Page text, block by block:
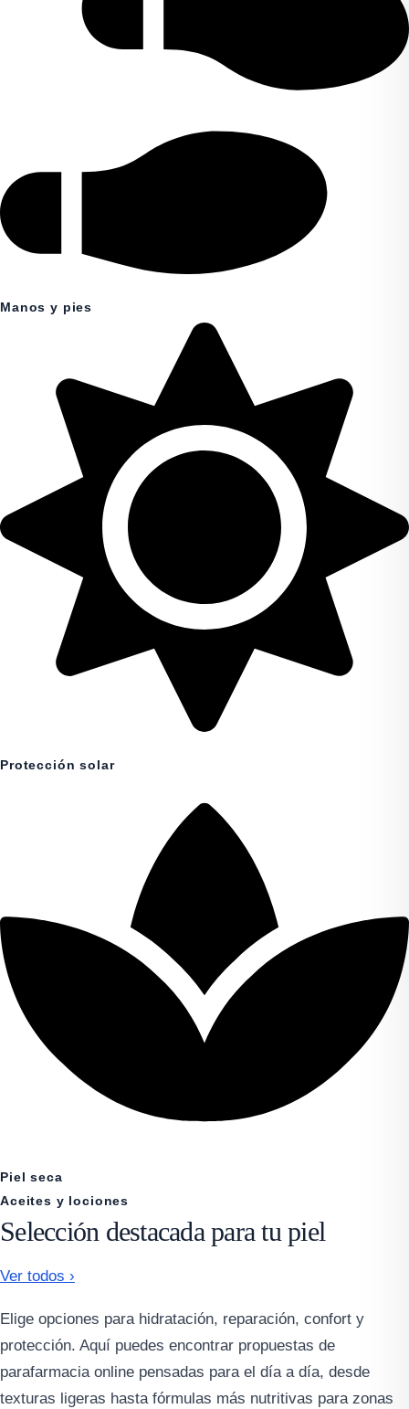
Manos y pies
Protección solar
Piel seca
Aceites y lociones
Selección destacada para tu piel
Ver todos ›
Elige opciones para hidratación, reparación, confort y
protección. Aquí puedes encontrar propuestas de
parafarmacia online pensadas para el día a día, desde
texturas ligeras hasta fórmulas más nutritivas para zonas